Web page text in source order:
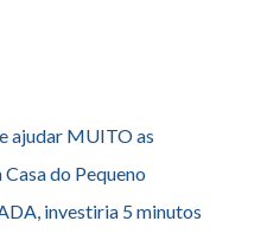
ajudar MUITO as
do Pequeno
investiria 5 minutos